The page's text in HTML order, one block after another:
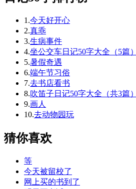
1.今天好开心
2.真乖
3.生病事件
4.坐公交车日记50字大全（5篇）
5.暑假奇遇
6.端午节习俗
7.去书店看书
8.吹笛子日记50字大全（共3篇）
9.画人
10.去动物园玩
猜你喜欢
等
今天被留校了
网上买的书到了